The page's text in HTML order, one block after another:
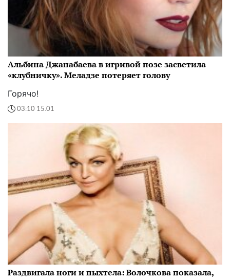
Альбина Джанабаева в игривой позе засветила
«клубничку». Меладзе потеряет голову
Горячо!
03:10 15.01
Раздвигала ноги и пыхтела: Волочкова показала,